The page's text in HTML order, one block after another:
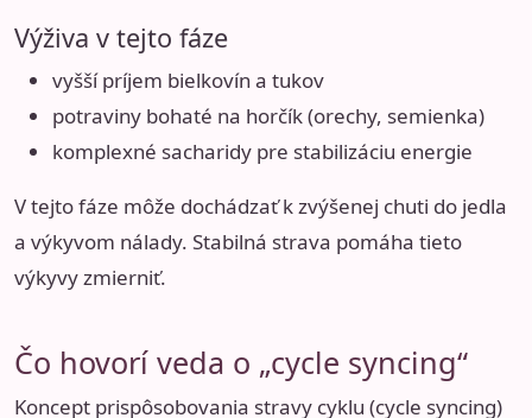
Výživa v tejto fáze
vyšší príjem bielkovín a tukov
potraviny bohaté na horčík (orechy, semienka)
komplexné sacharidy pre stabilizáciu energie
V tejto fáze môže dochádzať k zvýšenej chuti do jedla
a výkyvom nálady. Stabilná strava pomáha tieto
výkyvy zmierniť.
Čo hovorí veda o „cycle syncing“
Koncept prispôsobovania stravy cyklu (cycle syncing)